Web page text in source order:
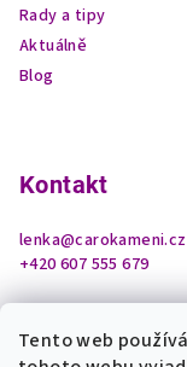
Tento web
Rady a tipy
Aktuálně
Blog
Kontakt
lenka@carokameni.cz
+420 607 555 679